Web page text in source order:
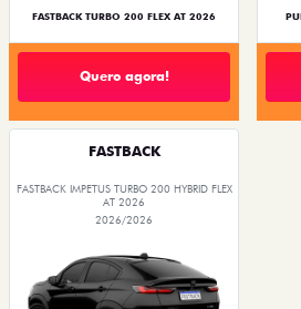
FASTBACK TURBO 200 FLEX AT 2026
Quero agora!
FASTBACK
FASTBACK IMPETUS TURBO 200 HYBRID FLEX
AT 2026
2026/2026